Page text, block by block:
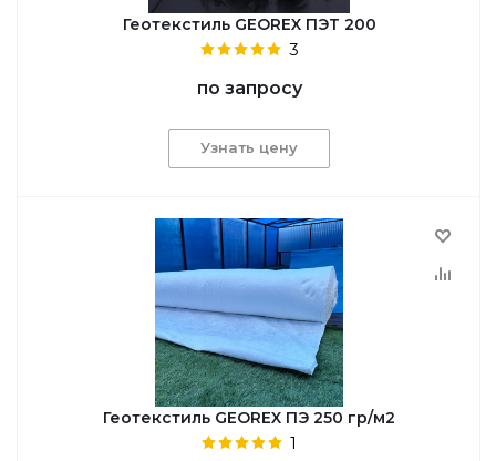
Геотекстиль GEОREX ПЭТ 200
3
по запросу
Узнать цену
Геотекстиль GEOREX ПЭ 250 гр/м2
1